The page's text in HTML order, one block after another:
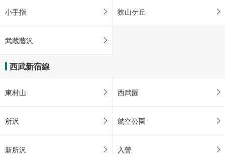
小手指 狭山ケ丘
武蔵藤沢
西武新宿線
東村山 西武園
所沢 航空公園
新所沢 入曽